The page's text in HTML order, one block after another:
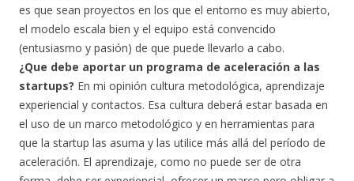
es que sean proyectos en los que el entorno es muy abierto,
el modelo escala bien y el equipo está convencido
(entusiasmo y pasión) de que puede llevarlo a cabo.
¿Que debe aportar un programa de aceleración a las
startups? En mi opinión cultura metodológica, aprendizaje
experiencial y contactos. Esa cultura deberá estar basada en
el uso de un marco metodológico y en herramientas para
que la startup las asuma y las utilice más allá del período de
aceleración. El aprendizaje, como no puede ser de otra